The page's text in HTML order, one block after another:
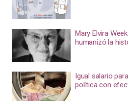
Mary Elvira
humanizó la
Igual salario
política con